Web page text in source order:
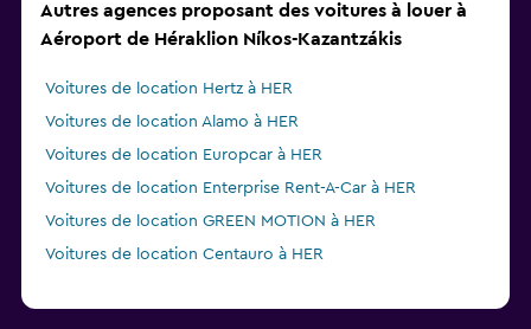
Autres agences proposant des voitures à louer à
Aéroport de Héraklion Níkos-Kazantzákis
Voitures de location Hertz à HER
Voitures de location Alamo à HER
Voitures de location Europcar à HER
Voitures de location Enterprise Rent-A-Car à HER
Voitures de location GREEN MOTION à HER
Voitures de location Centauro à HER